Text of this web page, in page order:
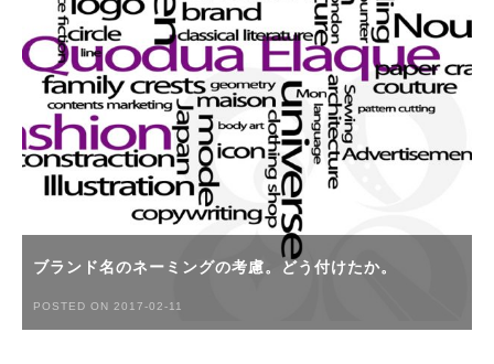
ブランド名のネーミングの考慮。どう付けたか。
POSTED ON 2017-02-11